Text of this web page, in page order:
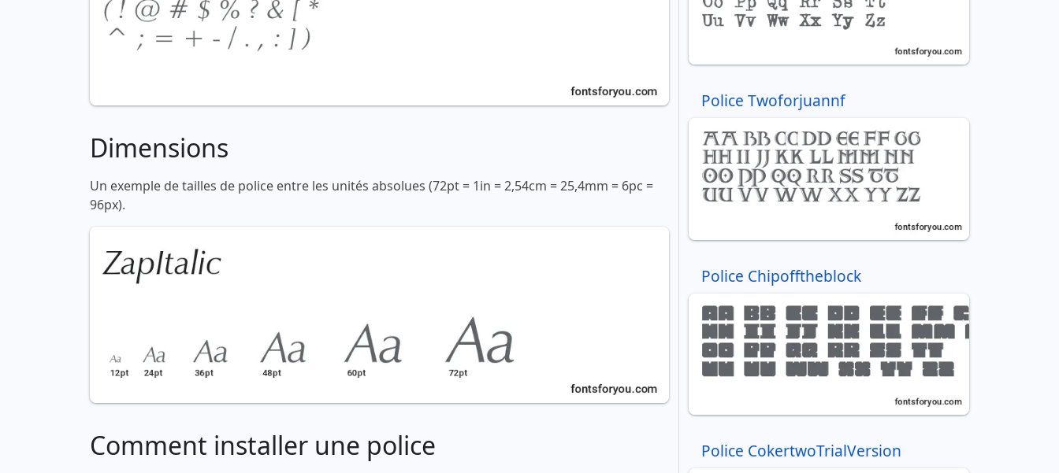
Dimensions
Un exemple de tailles de police entre les unités absolues (72pt = 1in = 2,54cm = 25,4mm = 6pc =
96px).
Comment installer une police
Police Twoforjuannf
Police Chipofftheblock
Police CokertwoTrialVersion